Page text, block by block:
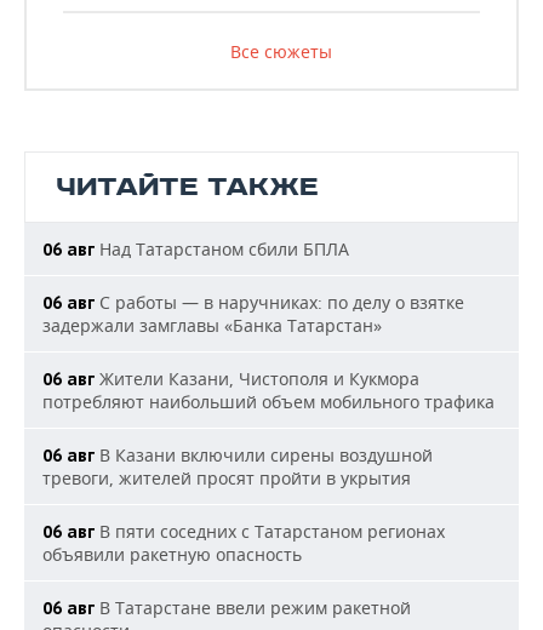
Все сюжеты
ЧИТАЙТЕ ТАКЖЕ
06 авг Над Татарстаном сбили БПЛА
06 авг С работы — в наручниках: по делу о взятке
задержали замглавы «Банка Татарстан»
06 авг Жители Казани, Чистополя и Кукмора
потребляют наибольший объем мобильного трафика
06 авг В Казани включили сирены воздушной
тревоги, жителей просят пройти в укрытия
06 авг В пяти соседних с Татарстаном регионах
объявили ракетную опасность
06 авг В Татарстане ввели режим ракетной